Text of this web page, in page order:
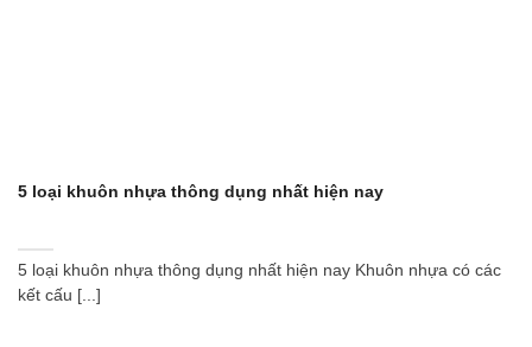
5 loại khuôn nhựa thông dụng nhất hiện nay
5 loại khuôn nhựa thông dụng nhất hiện nay Khuôn nhựa có các
kết cấu [...]